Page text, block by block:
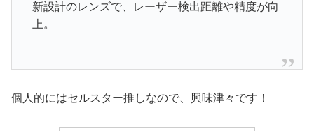
新設計のレンズで、レーザー検出距離や精度が向
上。
個人的にはセルスター推しなので、興味津々です！